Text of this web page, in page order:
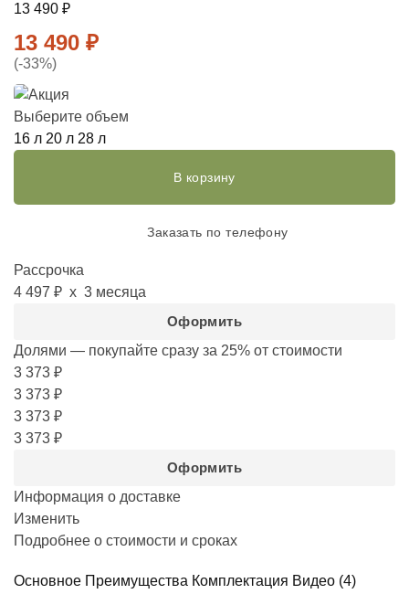
13 490 ₽
13 490 ₽
(-33%)
Выберите объем
16 л 20 л 28 л
В корзину
Заказать по телефону
Рассрочка
4 497 ₽ х 3 месяца
Оформить
Долями — покупайте сразу за 25% от стоимости
3 373 ₽
3 373 ₽
3 373 ₽
3 373 ₽
Оформить
Информация о доставке
Изменить
Подробнее о стоимости и сроках
Основное Преимущества Комплектация Видео (4)